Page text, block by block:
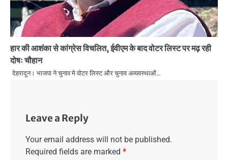
हार की आशंका से कांग्रेस विचलित, ईवीएम के बाद वोटर लिस्ट पर मढ़ रही
दोषः चौहान
देहरादून। भाजपा ने चुनाव मे वोटर लिस्ट और चुनाव अव्यवस्थाओं…
Leave a Reply
Your email address will not be published.
Required fields are marked *